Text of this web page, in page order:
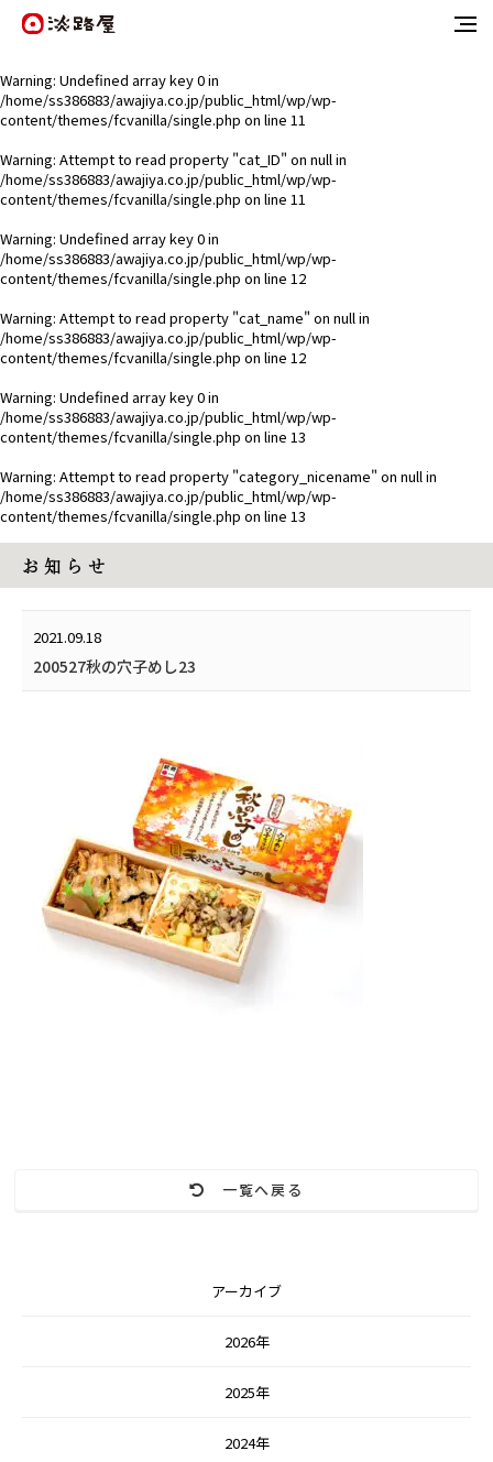
Warning: Undefined array key 0 in
/home/ss386883/awajiya.co.jp/public_html/wp/wp-
content/themes/fcvanilla/single.php on line 11
Warning: Attempt to read property "cat_ID" on null in
/home/ss386883/awajiya.co.jp/public_html/wp/wp-
content/themes/fcvanilla/single.php on line 11
Warning: Undefined array key 0 in
/home/ss386883/awajiya.co.jp/public_html/wp/wp-
content/themes/fcvanilla/single.php on line 12
Warning: Attempt to read property "cat_name" on null in
/home/ss386883/awajiya.co.jp/public_html/wp/wp-
content/themes/fcvanilla/single.php on line 12
Warning: Undefined array key 0 in
/home/ss386883/awajiya.co.jp/public_html/wp/wp-
content/themes/fcvanilla/single.php on line 13
Warning: Attempt to read property "category_nicename" on null in
/home/ss386883/awajiya.co.jp/public_html/wp/wp-
content/themes/fcvanilla/single.php on line 13
お 知 ら せ
2021.09.18
200527秋の穴子めし23
一覧へ戻る
アーカイブ
2026年
2025年
2024年